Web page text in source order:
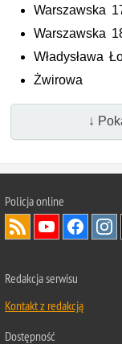
Warszawska
Warszawska
Władysława
Żwirowa
↓
Policja online
Redakcja serwisu
Kontakt z redakcją
Dostępność